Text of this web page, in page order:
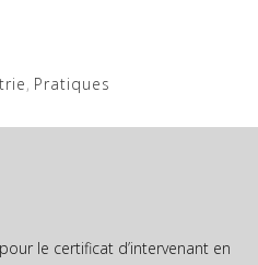
, Pratiques
le certificat d’intervenant en